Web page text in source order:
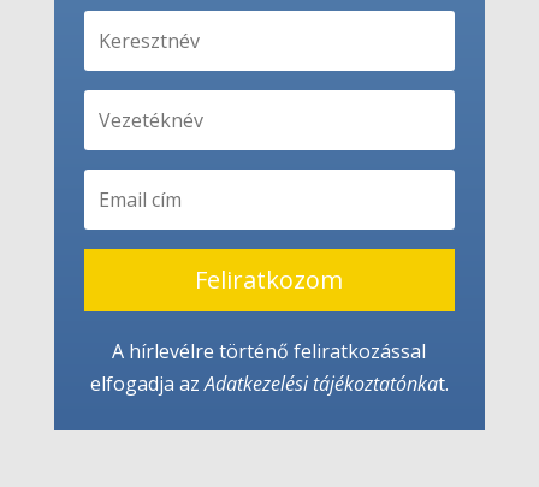
Feliratkozom
A hírlevélre történő feliratkozással
elfogadja azAdatkezelési tájékoztatónkat.